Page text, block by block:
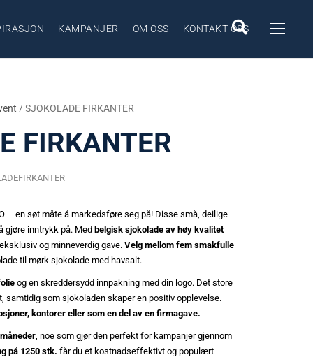
KAMPANJER OM OSS KONTAKT OSS
/ SJOKOLADE FIRKANTER
FIRKANTER
– en søt måte å markedsføre seg på! Disse små, deilige
gjøre inntrykk på. Med belgisk sjokolade av høy kvalitet
og minneverdig gave.Velg mellom fem smakfulle
til mørk sjokolade med havsalt.
og en skreddersydd innpakning med din logo. Det store
samtidig som sjokoladen skaper en positiv opplevelse.
kontorer eller som en del av en firmagave.
, noe som gjør den perfekt for kampanjer gjennom
på 1250 stk. får du et kostnadseffektivt og populært